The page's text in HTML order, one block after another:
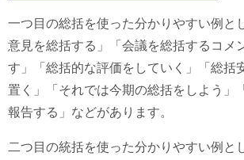
一つ目の総括を使った分かりやすい例と
意見を総括する」「会議を総括するコメ
す」「総括的な評価をしていく」「総括
置く」「それでは今期の総括をしよう」
報告する」などがあります。
二つ目の統括を使った分かりやすい例と